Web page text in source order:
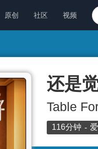
原创 社区 视频
还是
Table
116分钟